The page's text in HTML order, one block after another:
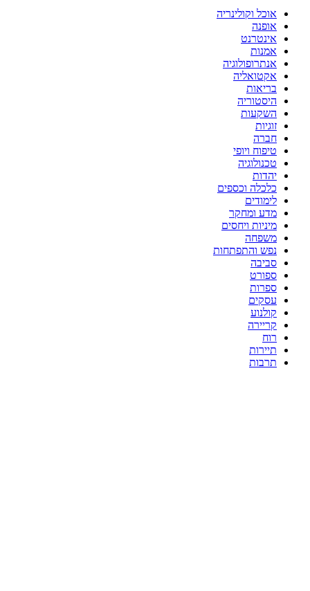
אוכל וקולינריה
אופנה
אינטרנט
אמנות
אנתרופולוגיה
אקטואליה
בריאות
היסטוריה
השקעות
זוגיות
חברה
טיפוח ויופי
טכנולוגיה
יהדות
כלכלה וכספים
לימודים
מדע ומחקר
מיניות ויחסים
משפחה
נפש והתפתחות
סביבה
ספורט
ספרות
עסקים
קולנוע
קריירה
רוח
תיירות
תרבות